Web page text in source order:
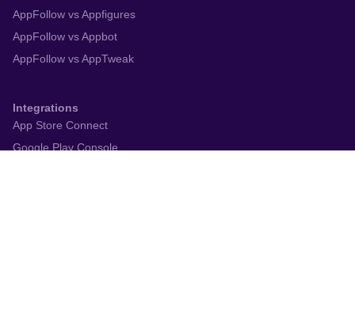
AppFollow vs Appfigures
AppFollow vs Appbot
AppFollow vs AppTweak
Integrations
App Store Connect
Google Play Console